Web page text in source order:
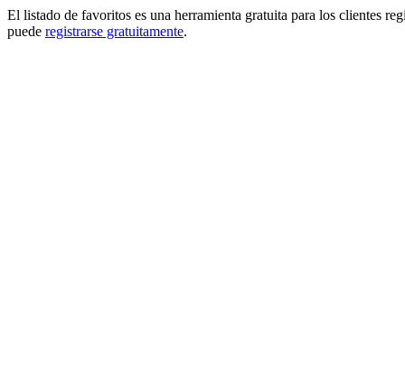
El listado de favoritos es una herramienta gratuita para los clientes
puede registrarse gratuitamente.